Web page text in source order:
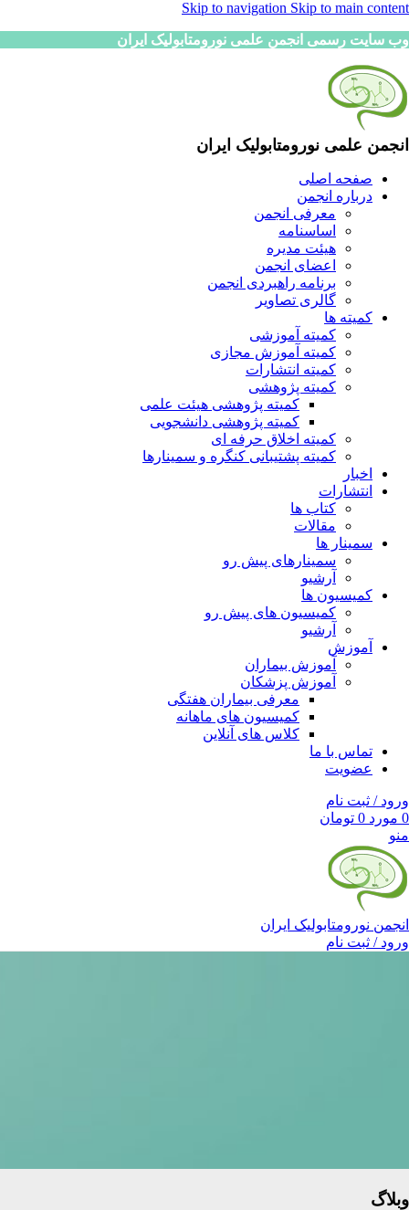
Skip to navigation Skip to main content
وب سایت رسمی انجمن علمی نورومتابولیک ایران
انجمن علمی نورومتابولیک ایران
صفحه اصلی
درباره انجمن
معرفی انجمن
اساسنامه
هیئت مدیره
اعضای انجمن
برنامه راهبردی انجمن
گالری تصاویر
کمیته ها
کمیته آموزشی
کمیته آموزش مجازی
کمیته انتشارات
کمیته پژوهشی
کمیته پژوهشی هیئت علمی
کمیته پژوهشی دانشجویی
کمیته اخلاق حرفه ای
کمیته پشتیبانی کنگره و سمینارها
اخبار
انتشارات
کتاب ها
مقالات
سمینار ها
سمینارهای پیش رو
آرشیو
کمیسیون ها
کمیسیون های پیش رو
آرشیو
آموزش
آموزش بیماران
آموزش پزشکان
معرفی بیماران هفتگی
کمیسیون های ماهانه
کلاس های آنلاین
تماس با ما
عضویت
ورود / ثبت نام
0 مورد 0 تومان
منو
انجمن نورومتابولیک ایران
ورود / ثبت نام
وبلاگ